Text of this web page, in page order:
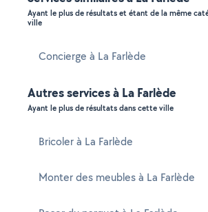
Ayant le plus de résultats et étant de la même
ville
Concierge à La Farlède
Autres services à La Farlède
Ayant le plus de résultats dans cette ville
Bricoler à La Farlède
Monter des meubles à La Farlède